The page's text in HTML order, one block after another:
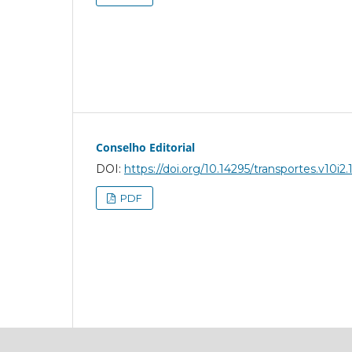
Conselho Editorial
DOI: https://doi.org/10.14295/
PDF